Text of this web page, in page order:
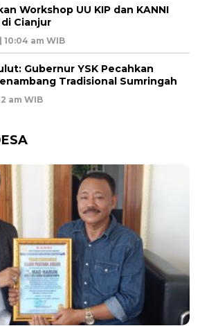
Workshop UU KIP dan KANNI
Cianjur
am WIB
Gubernur YSK Pecahkan
Tradisional Sumringah
am WIB